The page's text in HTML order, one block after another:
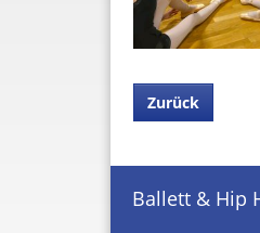
Zurück
Ballett & Hip